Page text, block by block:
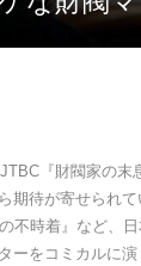
『財閥家の末
期待が寄せられ
不時着』など、
ーをコミカルに